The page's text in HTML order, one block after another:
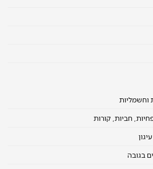
וחשמליות
חביות, קורות
בגובה